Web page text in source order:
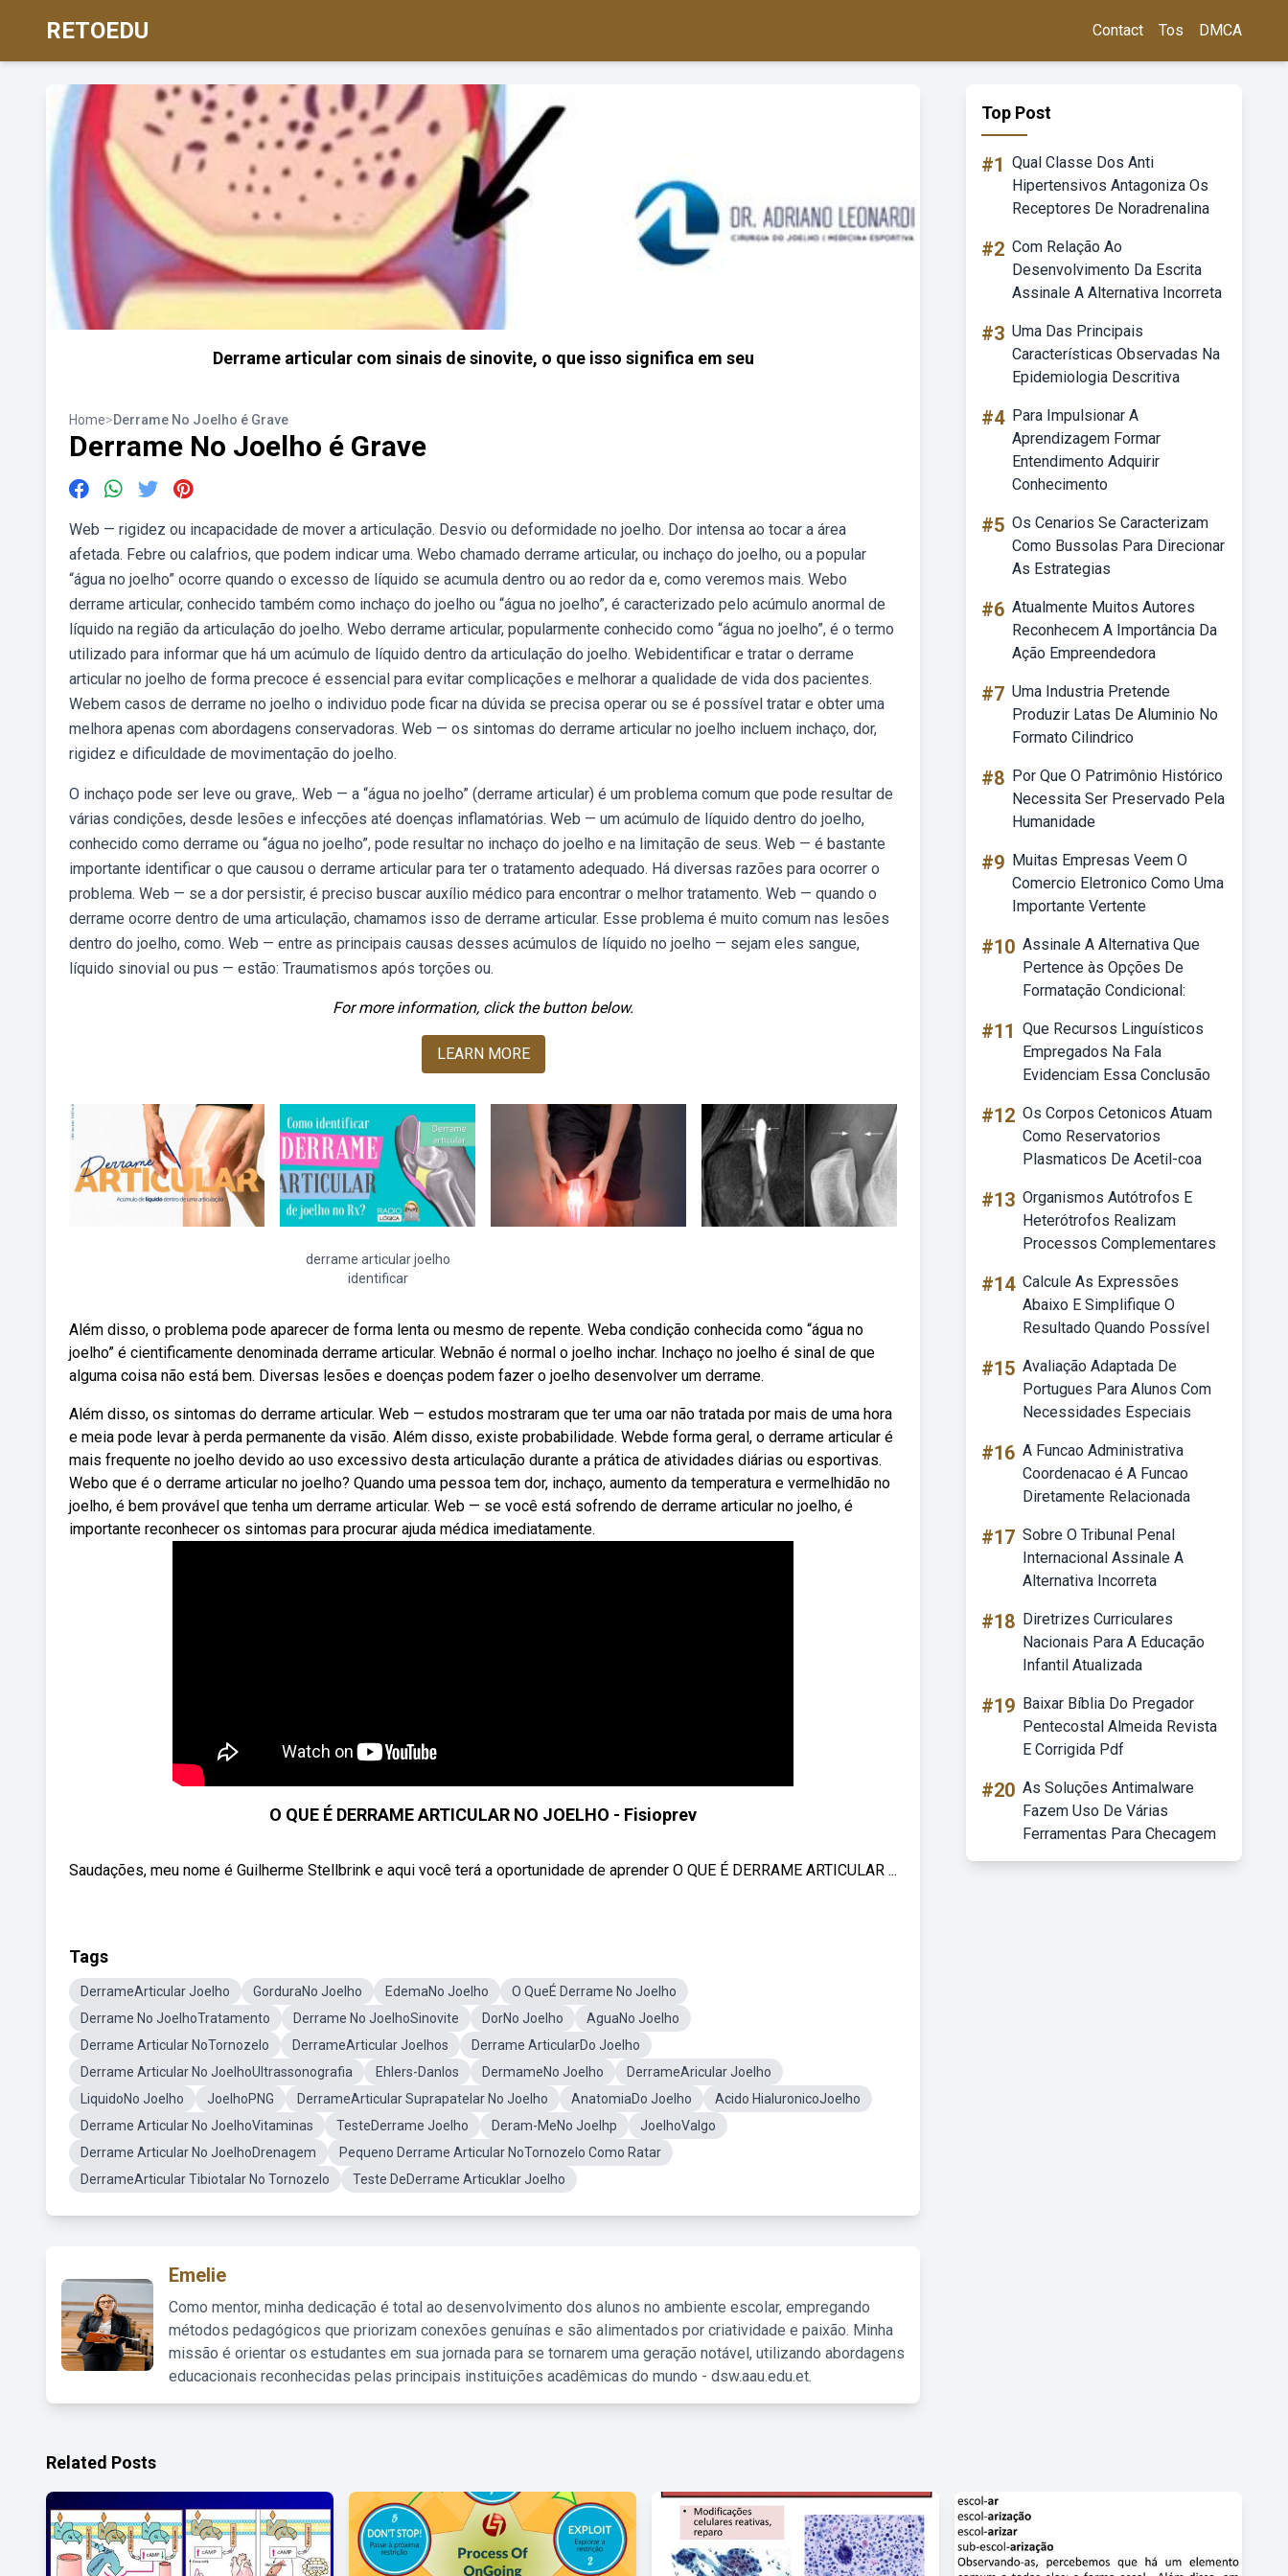
RETOEDU Contact Tos DMCA
Derrame articular com sinais de sinovite, o que isso significa em seu
Home>Derrame No Joelho é Grave
Derrame No Joelho é Grave
Web — rigidez ou incapacidade de mover a articulação. Desvio ou deformidade no joelho. Dor intensa ao tocar a área
afetada. Febre ou calafrios, que podem indicar uma. Webo chamado derrame articular, ou inchaço do joelho, ou a popular
“água no joelho” ocorre quando o excesso de líquido se acumula dentro ou ao redor da e, como veremos mais. Webo
derrame articular, conhecido também como inchaço do joelho ou “água no joelho”, é caracterizado pelo acúmulo anormal de
líquido na região da articulação do joelho. Webo derrame articular, popularmente conhecido como “água no joelho”, é o termo
utilizado para informar que há um acúmulo de líquido dentro da articulação do joelho. Webidentificar e tratar o derrame
articular no joelho de forma precoce é essencial para evitar complicações e melhorar a qualidade de vida dos pacientes.
Webem casos de derrame no joelho o individuo pode ficar na dúvida se precisa operar ou se é possível tratar e obter uma
melhora apenas com abordagens conservadoras. Web — os sintomas do derrame articular no joelho incluem inchaço, dor,
rigidez e dificuldade de movimentação do joelho.
O inchaço pode ser leve ou grave,. Web — a “água no joelho” (derrame articular) é um problema comum que pode resultar de
várias condições, desde lesões e infecções até doenças inflamatórias. Web — um acúmulo de líquido dentro do joelho,
conhecido como derrame ou “água no joelho”, pode resultar no inchaço do joelho e na limitação de seus. Web — é bastante
importante identificar o que causou o derrame articular para ter o tratamento adequado. Há diversas razões para ocorrer o
problema. Web — se a dor persistir, é preciso buscar auxílio médico para encontrar o melhor tratamento. Web — quando o
derrame ocorre dentro de uma articulação, chamamos isso de derrame articular. Esse problema é muito comum nas lesões
dentro do joelho, como. Web — entre as principais causas desses acúmulos de líquido no joelho — sejam eles sangue,
líquido sinovial ou pus — estão: Traumatismos após torções ou.
For more information, click the button below.
LEARN MORE
derrame articular joelho
identificar
Além disso, o problema pode aparecer de forma lenta ou mesmo de repente. Weba condição conhecida como “água no
joelho” é cientificamente denominada derrame articular. Webnão é normal o joelho inchar. Inchaço no joelho é sinal de que
alguma coisa não está bem. Diversas lesões e doenças podem fazer o joelho desenvolver um derrame.
Além disso, os sintomas do derrame articular. Web — estudos mostraram que ter uma oar não tratada por mais de uma hora
e meia pode levar à perda permanente da visão. Além disso, existe probabilidade. Webde forma geral, o derrame articular é
mais frequente no joelho devido ao uso excessivo desta articulação durante a prática de atividades diárias ou esportivas.
Webo que é o derrame articular no joelho? Quando uma pessoa tem dor, inchaço, aumento da temperatura e vermelhidão no
joelho, é bem provável que tenha um derrame articular. Web — se você está sofrendo de derrame articular no joelho, é
importante reconhecer os sintomas para procurar ajuda médica imediatamente.
O QUE É DERRAME ARTICULAR NO JOELHO - Fisioprev
Saudações, meu nome é Guilherme Stellbrink e aqui você terá a oportunidade de aprender O QUE É DERRAME ARTICULAR ...
Tags
DerrameArticular Joelho GorduraNo Joelho EdemaNo Joelho
O QueÉ Derrame No Joelho
Derrame No JoelhoTratamento
Derrame No JoelhoSinovite DorNo Joelho
AguaNo Joelho
Derrame Articular NoTornozelo
DerrameArticular Joelhos
Derrame ArticularDo Joelho
Derrame Articular No JoelhoUltrassonografia
Ehlers-Danlos DermameNo Joelho
DerrameAricular Joelho
LiquidoNo Joelho
JoelhoPNG DerrameArticular Suprapatelar No Joelho AnatomiaDo Joelho
Acido HialuronicoJoelho
Derrame Articular No JoelhoVitaminas
TesteDerrame Joelho Deram-MeNo Joelhp
JoelhoValgo
Derrame Articular No JoelhoDrenagem
Pequeno Derrame Articular NoTornozelo Como Ratar
DerrameArticular Tibiotalar No Tornozelo
Teste DeDerrame Articuklar Joelho
Emelie
Como mentor, minha dedicação é total ao desenvolvimento dos alunos no ambiente escolar, empregando
métodos pedagógicos que priorizam conexões genuínas e são alimentados por criatividade e paixão. Minha
missão é orientar os estudantes em sua jornada para se tornarem uma geração notável, utilizando abordagens
educacionais reconhecidas pelas principais instituições acadêmicas do mundo - dsw.aau.edu.et.
Top Post
#1 Qual Classe Dos Anti
Hipertensivos Antagoniza Os
Receptores De Noradrenalina
#2 Com Relação Ao
Desenvolvimento Da Escrita
Assinale A Alternativa Incorreta
#3 Uma Das Principais
Características Observadas Na
Epidemiologia Descritiva
#4 Para Impulsionar A
Aprendizagem Formar
Entendimento Adquirir
Conhecimento
#5 Os Cenarios Se Caracterizam
Como Bussolas Para Direcionar
As Estrategias
#6 Atualmente Muitos Autores
Reconhecem A Importância Da
Ação Empreendedora
#7 Uma Industria Pretende
Produzir Latas De Aluminio No
Formato Cilindrico
#8 Por Que O Patrimônio Histórico
Necessita Ser Preservado Pela
Humanidade
#9 Muitas Empresas Veem O
Comercio Eletronico Como Uma
Importante Vertente
#10 Assinale A Alternativa Que
Pertence às Opções De
Formatação Condicional:
#11 Que Recursos Linguísticos
Empregados Na Fala
Evidenciam Essa Conclusão
#12 Os Corpos Cetonicos Atuam
Como Reservatorios
Plasmaticos De Acetil-coa
#13 Organismos Autótrofos E
Heterótrofos Realizam
Processos Complementares
#14 Calcule As Expressões
Abaixo E Simplifique O
Resultado Quando Possível
#15 Avaliação Adaptada De
Portugues Para Alunos Com
Necessidades Especiais
#16 A Funcao Administrativa
Coordenacao é A Funcao
Diretamente Relacionada
#17 Sobre O Tribunal Penal
Internacional Assinale A
Alternativa Incorreta
#18 Diretrizes Curriculares
Nacionais Para A Educação
Infantil Atualizada
#19 Baixar Bíblia Do Pregador
Pentecostal Almeida Revista
E Corrigida Pdf
#20 As Soluções Antimalware
Fazem Uso De Várias
Ferramentas Para Checagem
Related Posts